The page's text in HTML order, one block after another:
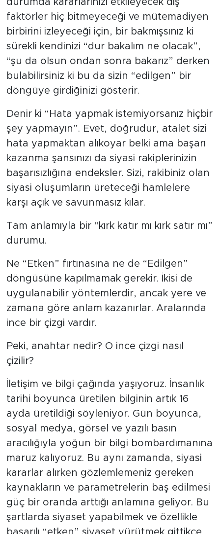
durumda kararlarınızı etkileyecek dış
faktörler hiç bitmeyeceği ve mütemadiyen
birbirini izleyeceği için, bir bakmışsınız ki
sürekli kendinizi “dur bakalım ne olacak”,
“şu da olsun ondan sonra bakarız” derken
bulabilirsiniz ki bu da sizin “edilgen” bir
döngüye girdiğinizi gösterir.
Denir ki “Hata yapmak istemiyorsanız hiçbir
şey yapmayın”. Evet, doğrudur, atalet sizi
hata yapmaktan alıkoyar belki ama başarı
kazanma şansınızı da siyasi rakiplerinizin
başarısızlığına endeksler. Sizi, rakibiniz olan
siyasi oluşumların üreteceği hamlelere
karşı açık ve savunmasız kılar.
Tam anlamıyla bir “kırk katır mı kırk satır mı”
durumu.
Ne “Etken” fırtınasına ne de “Edilgen”
döngüsüne kapılmamak gerekir. İkisi de
uygulanabilir yöntemlerdir, ancak yere ve
zamana göre anlam kazanırlar. Aralarında
ince bir çizgi vardır.
Peki, anahtar nedir? O ince çizgi nasıl
çizilir?
İletişim ve bilgi çağında yaşıyoruz. İnsanlık
tarihi boyunca üretilen bilginin artık 16
ayda üretildiği söyleniyor. Gün boyunca,
sosyal medya, görsel ve yazılı basın
aracılığıyla yoğun bir bilgi bombardımanına
maruz kalıyoruz. Bu aynı zamanda, siyasi
kararlar alırken gözlemlemeniz gereken
kaynakların ve parametrelerin baş edilmesi
güç bir oranda arttığı anlamına geliyor. Bu
şartlarda siyaset yapabilmek ve özellikle